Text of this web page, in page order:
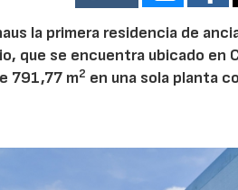
la primera residencia de
que se encuentra ubicado en
791,77 m2 en una sola planta